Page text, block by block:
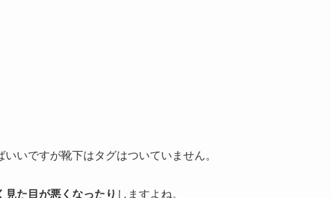
いですが靴下はタグはついていません。
た目が悪くなったり しますよね。